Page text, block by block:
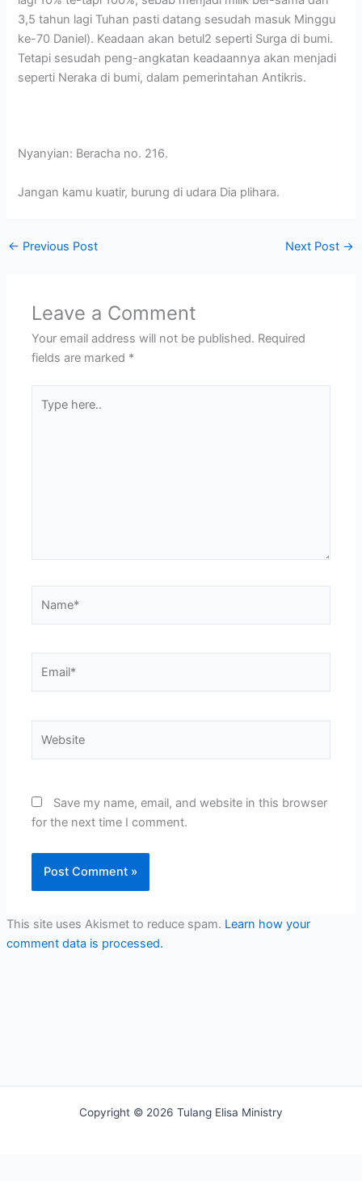
3,5 tahun lagi Tuhan pasti datang sesudah masuk Minggu
ke-70 Daniel). Keadaan akan betul2 seperti Surga di bumi.
Tetapi sesudah peng-angkatan keadaannya akan menjadi
seperti Neraka di bumi, dalam pemerintahan Antikris.
Nyanyian: Beracha no. 216.
Jangan kamu kuatir, burung di udara Dia plihara.
← Previous Post Next Post →
Leave a Comment
Your email address will not be published. Required
fields are marked *
here..
Save my name, email, and website in this browser
for the next time I comment.
This site uses Akismet to reduce spam. Learn how your
comment data is processed.
Copyright © 2026 Tulang Elisa Ministry